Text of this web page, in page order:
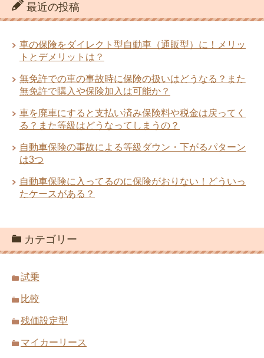
最近の投稿
車の保険をダイレクト型自動車（通販型）に！メリッ
トとデメリットは？
無免許での車の事故時に保険の扱いはどうなる？また
無免許で購入や保険加入は可能か？
車を廃車にすると支払い済み保険料や税金は戻ってく
る？また等級はどうなってしまうの？
自動車保険の事故による等級ダウン・下がるパターン
は3つ
自動車保険に入ってるのに保険がおりない！どういっ
たケースがある？
カテゴリー
試乗
比較
残価設定型
マイカーリース